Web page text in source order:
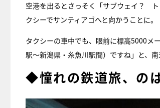
空港を出るとさっそく「サブウェイ？
クシーでサンティアゴへと向かうことに。
タクシーの車中でも、眼前に標高5000メ
駅～新潟県・糸魚川駅間）ですね」と、
◆憧れの鉄道旅、の